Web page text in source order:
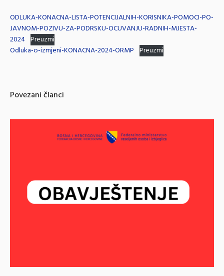
ODLUKA-KONACNA-LISTA-POTENCIJALNIH-KORISNIKA-POMOCI-PO-
JAVNOM-POZIVU-ZA-PODRSKU-OCUVANJU-RADNIH-MJESTA-
2024 Preuzmi
Odluka-o-izmjeni-KONACNA-2024-ORMP Preuzmi
Povezani članci